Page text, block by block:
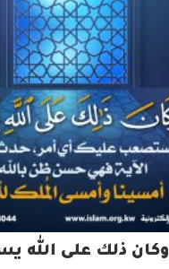
وكان ذلك على الله